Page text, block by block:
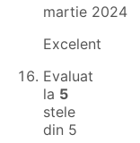
martie 2024
Excelent
Evaluat
la 5
stele
din 5